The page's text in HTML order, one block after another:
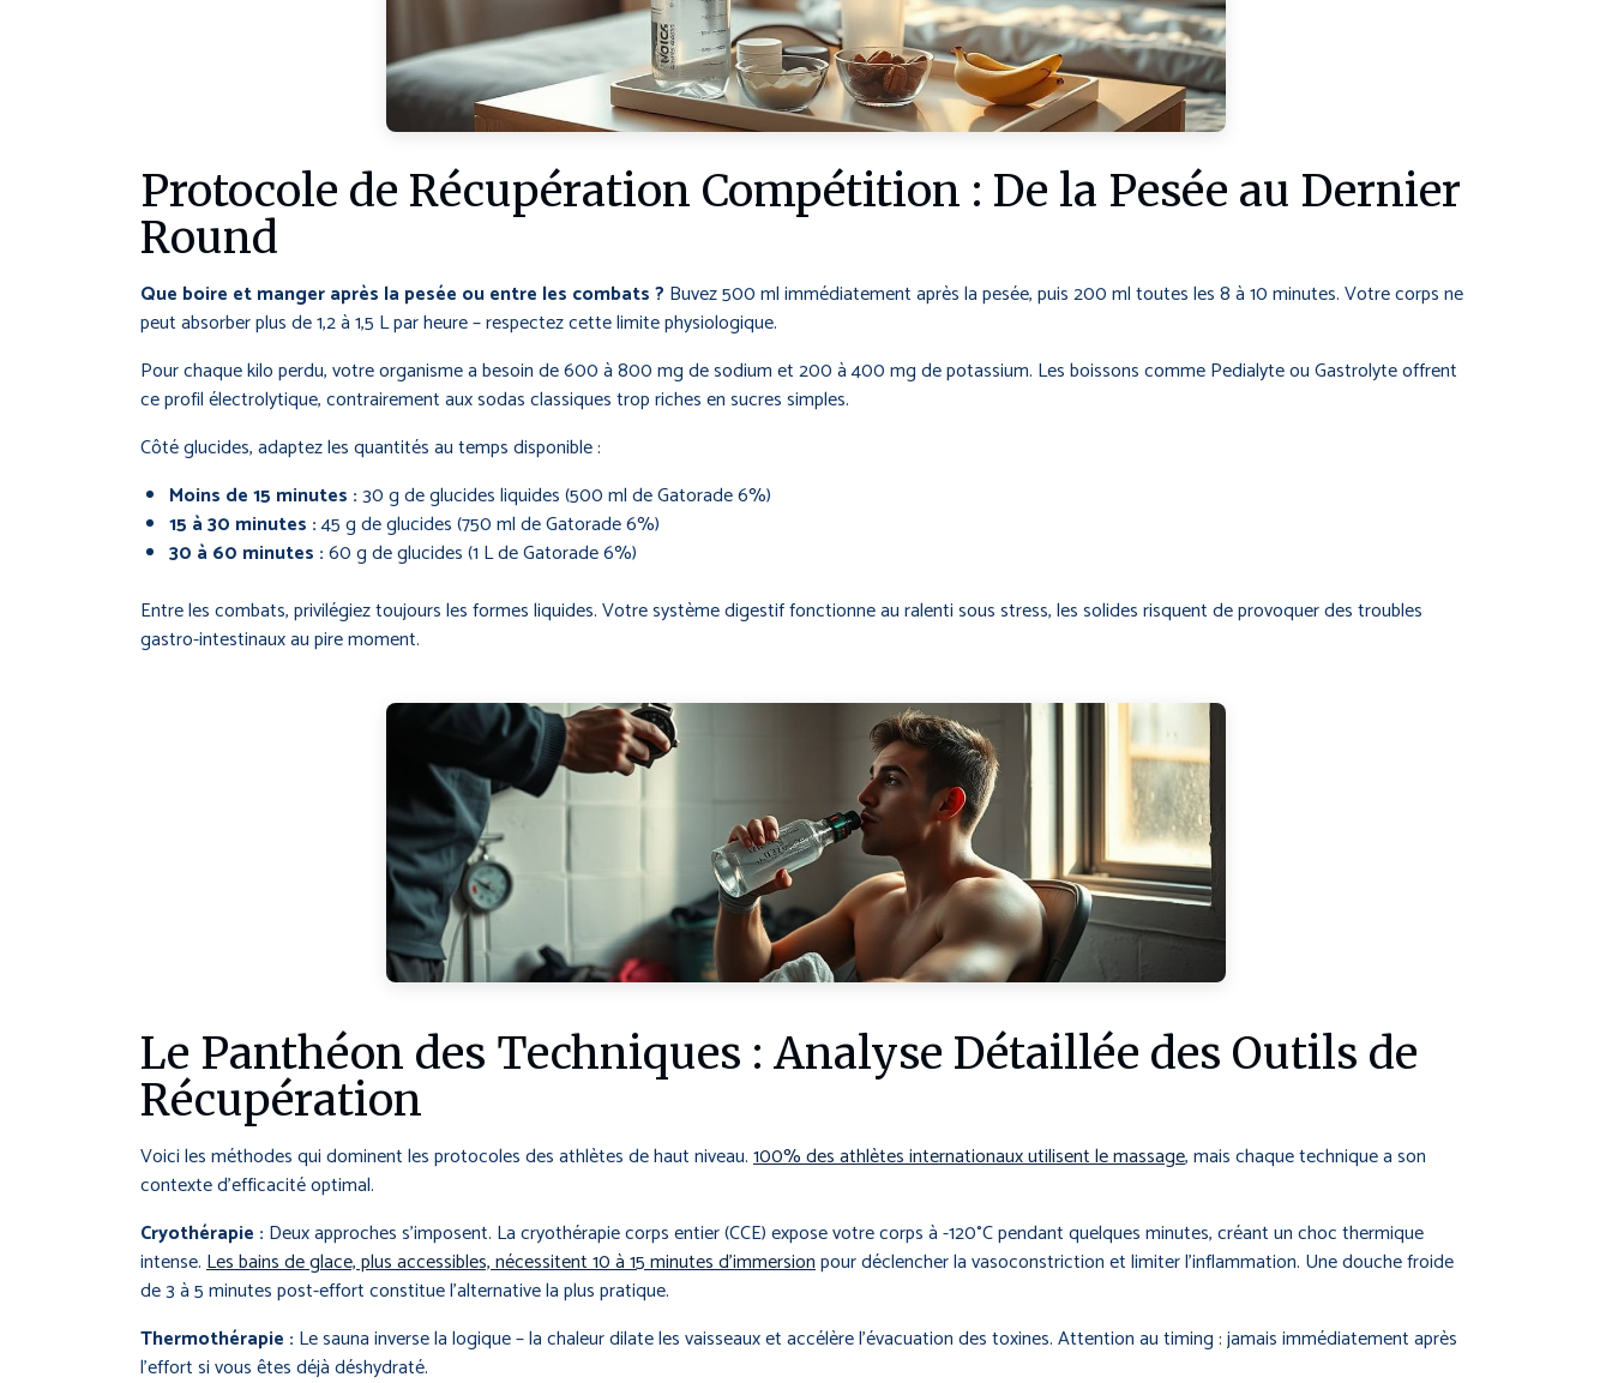
Protocole de Récupération Compétition : De la Pesée au Dernier
Round
Que boire et manger après la pesée ou entre les combats ? Buvez 500 ml immédiatement après la pesée, puis 200 ml toutes les 8 à 10 minutes. Votre corps ne
peut absorber plus de 1,2 à 1,5 L par heure – respectez cette limite physiologique.
Pour chaque kilo perdu, votre organisme a besoin de 600 à 800 mg de sodium et 200 à 400 mg de potassium. Les boissons comme Pedialyte ou Gastrolyte offrent
ce profil électrolytique, contrairement aux sodas classiques trop riches en sucres simples.
Côté glucides, adaptez les quantités au temps disponible :
Moins de 15 minutes :30 g de glucides liquides (500 ml de Gatorade 6%)
15 à 30 minutes :45 g de glucides (750 ml de Gatorade 6%)
30 à 60 minutes :60 g de glucides (1 L de Gatorade 6%)
Entre les combats, privilégiez toujours les formes liquides. Votre système digestif fonctionne au ralenti sous stress, les solides risquent de provoquer des troubles
gastro-intestinaux au pire moment.
Le Panthéon des Techniques : Analyse Détaillée des Outils de
Récupération
Voici les méthodes qui dominent les protocoles des athlètes de haut niveau.100% des athlètes internationaux utilisent le massage, mais chaque technique a son
contexte d’efficacité optimal.
Cryothérapie : Deux approches s’imposent. La cryothérapie corps entier (CCE) expose votre corps à -120°C pendant quelques minutes, créant un choc thermique
intense.Les bains de glace, plus accessibles, nécessitent 10 à 15 minutes d’immersionpour déclencher la vasoconstriction et limiter l’inflammation. Une douche froide
de 3 à 5 minutes post-effort constitue l’alternative la plus pratique.
Thermothérapie : Le sauna inverse la logique – la chaleur dilate les vaisseaux et accélère l’évacuation des toxines. Attention au timing : jamais immédiatement après
l’effort si vous êtes déjà déshydraté.